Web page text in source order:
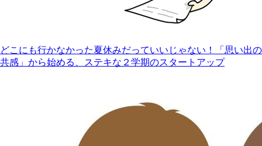
どこにも行かなかった夏休みだっていいじゃない！「思い出の
共感」から始める、ステキな２学期のスタートアップ